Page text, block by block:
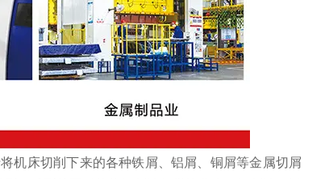
机床切削下来的各种铁屑、铝屑、铜屑等金属切屑